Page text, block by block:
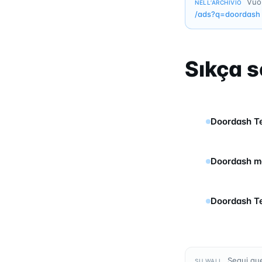
NELL’ARCHIVIO
/ads?q=doordash
Sıkça
Doordash
Doordash
Doordash